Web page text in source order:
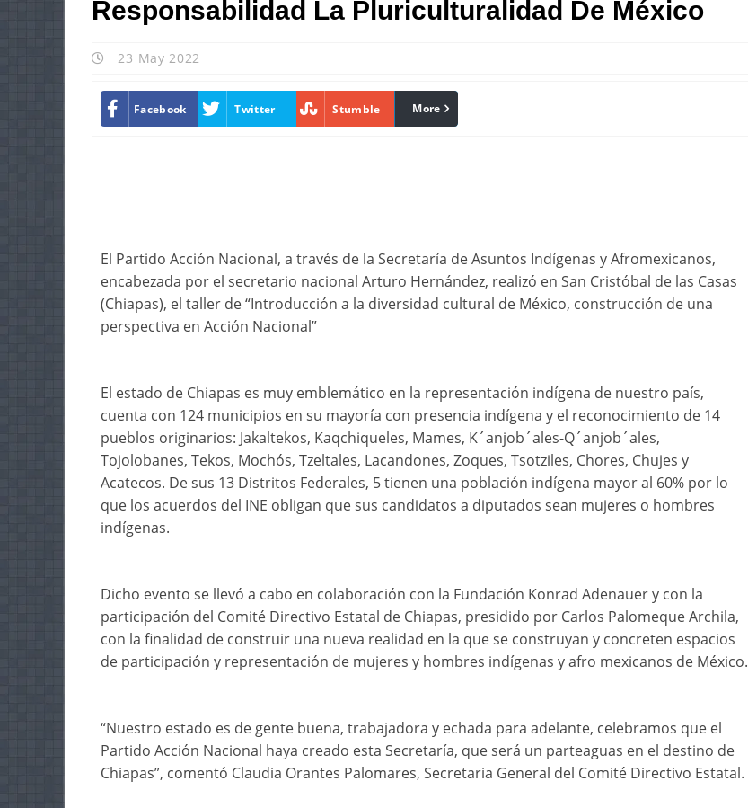
Responsabilidad La Pluriculturalidad De México
23 May 2022
Facebook Twitter Stumble linkedin
More
El Partido Acción Nacional, a través de la Secretaría de Asuntos Indígenas y Afromexicanos,
encabezada por el secretario nacional Arturo Hernández, realizó en San Cristóbal de las Casas
(Chiapas), el taller de “Introducción a la diversidad cultural de México, construcción de una
perspectiva en Acción Nacional”
El estado de Chiapas es muy emblemático en la representación indígena de nuestro país,
cuenta con 124 municipios en su mayoría con presencia indígena y el reconocimiento de 14
pueblos originarios: Jakaltekos, Kaqchiqueles, Mames, K´anjob´ales-Q´anjob´ales,
Tojolobanes, Tekos, Mochós, Tzeltales, Lacandones, Zoques, Tsotziles, Chores, Chujes y
Acatecos. De sus 13 Distritos Federales, 5 tienen una población indígena mayor al 60% por lo
que los acuerdos del INE obligan que sus candidatos a diputados sean mujeres o hombres
indígenas.
Dicho evento se llevó a cabo en colaboración con la Fundación Konrad Adenauer y con la
participación del Comité Directivo Estatal de Chiapas, presidido por Carlos Palomeque Archila,
con la finalidad de construir una nueva realidad en la que se construyan y concreten espacios
de participación y representación de mujeres y hombres indígenas y afro mexicanos de México.
“Nuestro estado es de gente buena, trabajadora y echada para adelante, celebramos que el
Partido Acción Nacional haya creado esta Secretaría, que será un parteaguas en el destino de
Chiapas”, comentó Claudia Orantes Palomares, Secretaria General del Comité Directivo Estatal.